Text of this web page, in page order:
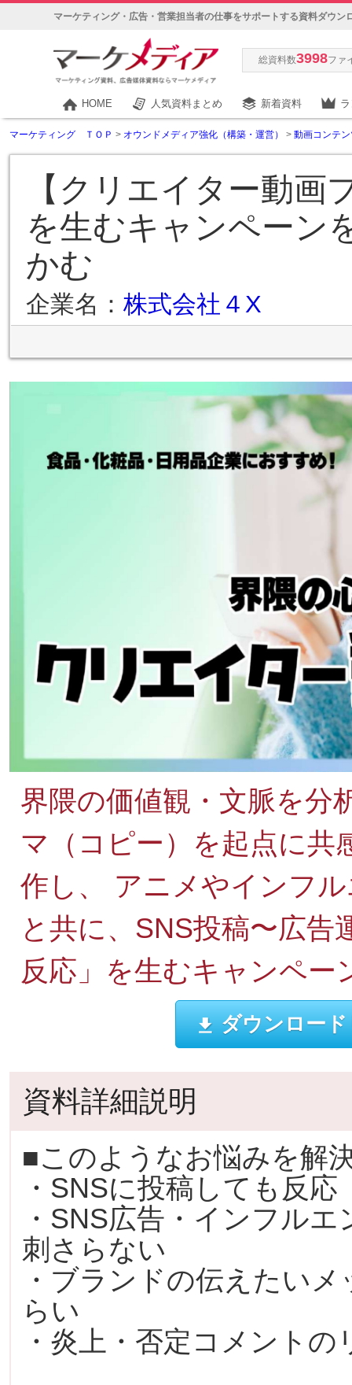
マーケティング・広告・営業担当者の仕事をサポートする資料ダウン
総資料数3998ファ
HOME 人気資料まとめ 新着資料
マーケティング ＴＯＰ > オウンドメディア強化（構築・運営） > 動画コンテ
【クリエイター動画
を生むキャンペーン
かむ
企業名： 株式会社４X
界隈の価値観・文脈を分
マ（コピー）を起点に共
作し、 アニメやインフ
と共に、SNS投稿〜広
反応」を生むキャンペー
ダウンロー
資料詳細説明
■このようなお悩みを解
・SNSに投稿しても反
・SNS広告・インフル
刺さらない
・ブランドの伝えたい
らい
・炎上・否定コメント